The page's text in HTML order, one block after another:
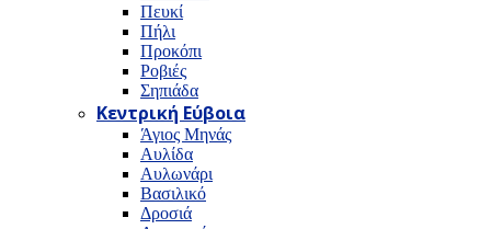
Πευκί
Πήλι
Προκόπι
Ροβιές
Σηπιάδα
Κεντρική Εύβοια
Άγιος Μηνάς
Αυλίδα
Αυλωνάρι
Βασιλικό
Δροσιά